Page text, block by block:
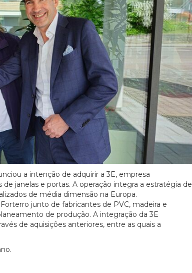
a intenção de adquirir a 3E, empresa
janelas e portas. A operação integra a estratégia de
de média dimensão na Europa.
junto de fabricantes de PVC, madeira e
de produção. A integração da 3E
de aquisições anteriores, entre as quais a